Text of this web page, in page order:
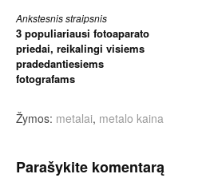
Skaityti
toliau
Ankstesnis straipsnis
3 populiariausi fotoaparato
priedai, reikalingi visiems
pradedantiesiems
fotografams
Žymos: metalai, metalo kaina
Parašykite komentarą